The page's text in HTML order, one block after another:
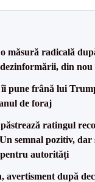
măsură radicală
din nou
pune frână lui
de foraj
ratingul
semnal pozitiv, dar
autorități
avertisment după